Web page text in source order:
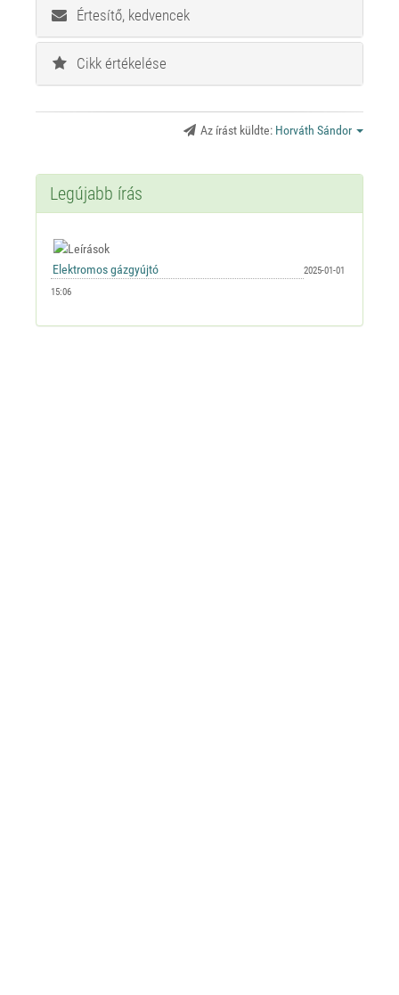
Értesítő, kedvencek
Cikk értékelése
Az írást küldte: Horváth Sándor
Legújabb írás
2025-01-01
15:06